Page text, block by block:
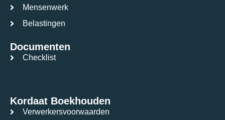
Mensenwerk
Belastingen
Documenten
Checklist
Kordaat Boekhouden
Verwerkersvoorwaarden